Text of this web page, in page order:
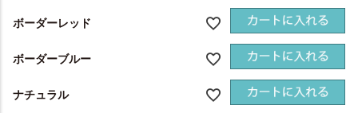
ボーダーレッド
ボーダーブルー
ナチュラル